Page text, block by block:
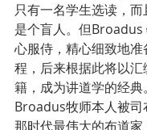
只有一名学生选读，
是个盲人。但Broadus
心服侍，精心细致地准
程，后来根据此将以汇
籍，成为讲道学的经典
Broadus牧师本人被司
那时代最伟大的布道